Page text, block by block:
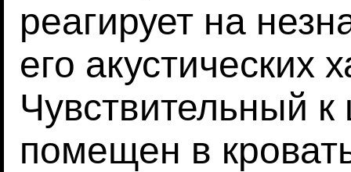
реагирует на
его акустических
Чувствительный
помещен в